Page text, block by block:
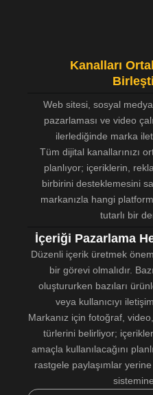
Kanalları
Web sitesi, sosyal
pazarlaması ve video
ilerlediğinde marka
Tüm dijital kanallarınızı
planlıyor; içeriklerin,
birbirini desteklemesini
markanızla hangi
tutarlı bir
İçeriği Pazarlama
Düzenli içerik üretmek
bir görevi olmalıdır.
oluştururken bazıları
veya kullanıcıyı
Markanız için fotoğraf,
türlerini belirliyor;
amaçla kullanılacağını
rastgele paylaşımlar